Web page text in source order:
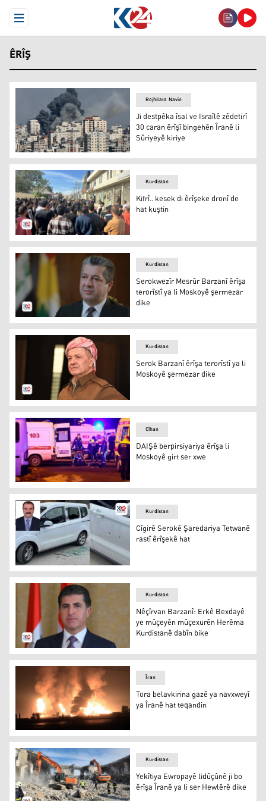
Open Menu
ÊRÎŞ
Dîmenekê piştî êrîşa Israîlê ya li ser bingeheka Îranê li
Rojhilata Navîn
Ji destpêka îsal ve Israîlê zêdetirî
30 caran êrîşî bingehên Îranê li
Sûriyeyê kiriye
Kifrî.. kesek di êrîşeke dronî de hat kuştin
Kurdistan
Kifrî.. kesek di êrîşeke dronî de
hat kuştin
Serokwezîr Mesrûr Barzanî êrîşa terorîstî ya li Moskoyê
Kurdistan
Serokwezîr Mesrûr Barzanî êrîşa
terorîstî ya li Moskoyê şermezar
dike
Serok Barzanî êrîşa terorîstî ya li Moskoyê şermezar dike
Kurdistan
Serok Barzanî êrîşa terorîstî ya li
Moskoyê şermezar dike
DAIŞê berpirsiyariya êrîşa li Moskoyê girt ser xwe
Cîhan
DAIŞê berpirsiyariya êrîşa li
Moskoyê girt ser xwe
Cîgirê Serokê Şaredariya Tetwanê rastî êrîşekê hat
Kurdistan
Cîgirê Serokê Şaredariya Tetwanê
rastî êrîşekê hat
Nêçîrvan Barzanî
Kurdistan
Nêçîrvan Barzanî: Erkê Bexdayê
ye mûçeyên mûçexurên Herêma
Kurdistanê dabîn bike
Tora gaza niştîmanî ya Îranê piştî teqandina wê
Îran
Tora belavkirina gazê ya navxweyî
ya Îranê hat teqandin
Kurdistan
Yekîtiya Ewropayê lidûçûnê ji bo
êrîşa Îranê ya li ser Hewlêrê dike